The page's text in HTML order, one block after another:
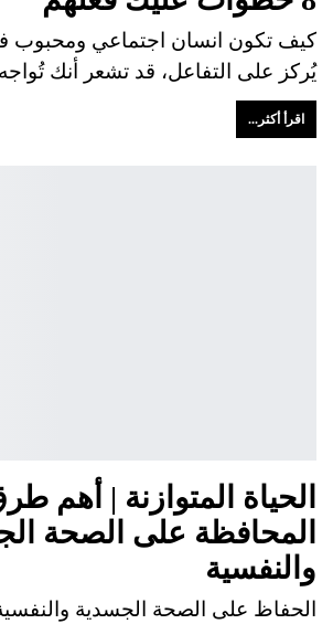
كيف تكون انسان اجتماعي ومحبوب
يُركز على التفاعل، قد تشعر أنك
اقرأ أكثر...
الحياة المتوازنة | أهم
المحافظة على الصحة
والنفسية
الحفاظ على الصحة الجسدية